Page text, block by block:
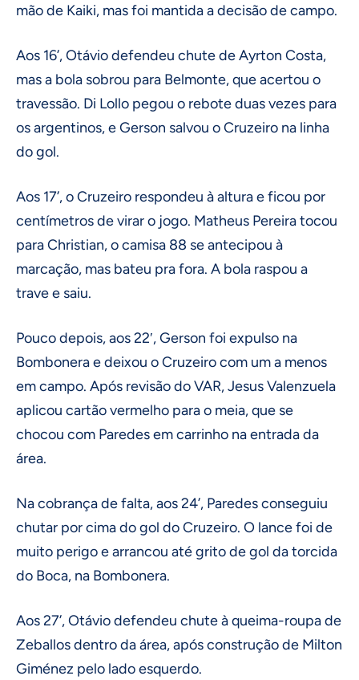
mão de Kaiki, mas foi mantida a decisão de campo.
Aos 16’, Otávio defendeu chute de Ayrton Costa,
mas a bola sobrou para Belmonte, que acertou o
travessão. Di Lollo pegou o rebote duas vezes para
os argentinos, e Gerson salvou o Cruzeiro na linha
do gol.
Aos 17’, o Cruzeiro respondeu à altura e ficou por
centímetros de virar o jogo. Matheus Pereira tocou
para Christian, o camisa 88 se antecipou à
marcação, mas bateu pra fora. A bola raspou a
trave e saiu.
Pouco depois, aos 22′, Gerson foi expulso na
Bombonera e deixou o Cruzeiro com um a menos
em campo. Após revisão do VAR, Jesus Valenzuela
aplicou cartão vermelho para o meia, que se
chocou com Paredes em carrinho na entrada da
área.
Na cobrança de falta, aos 24’, Paredes conseguiu
chutar por cima do gol do Cruzeiro. O lance foi de
muito perigo e arrancou até grito de gol da torcida
do Boca, na Bombonera.
Aos 27’, Otávio defendeu chute à queima-roupa de
Zeballos dentro da área, após construção de Milton
Giménez pelo lado esquerdo.